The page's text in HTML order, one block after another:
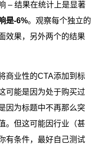
– 结果在统计上是显著
是-6%。观察每个独立的
效果，另外两个的结果
商业性的CTA添加到标
可能是因为处于购买过
因为标题中不再那么突
。但这可能因行业（甚
有条件，最好自己测试